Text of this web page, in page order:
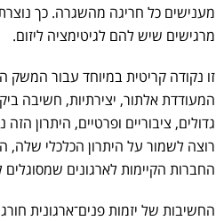
מענישים כל חריגה מהשגרה. כך
מרגישים שיש להם לגיטימציה ליזום.
זו נקודה קריטית במיוחד עבור
המעודדת אלתור, יצירתיות, חשיבה
גדולים, ציבוריים ופרטיים, היתרון
רוצה לשמור על היתרון הכלכלי
החברות הקיימות לארגונים
החשיבות של יזמות פנים־ארגונית